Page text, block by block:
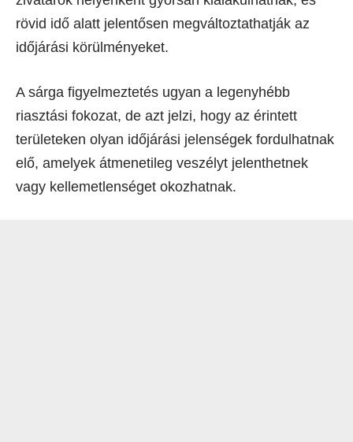
rövid idő alatt jelentősen megváltoztathatják az
időjárási körülményeket.
A sárga figyelmeztetés ugyan a legenyhébb
riasztási fokozat, de azt jelzi, hogy az érintett
területeken olyan időjárási jelenségek fordulhatnak
elő, amelyek átmenetileg veszélyt jelenthetnek
vagy kellemetlenséget okozhatnak.